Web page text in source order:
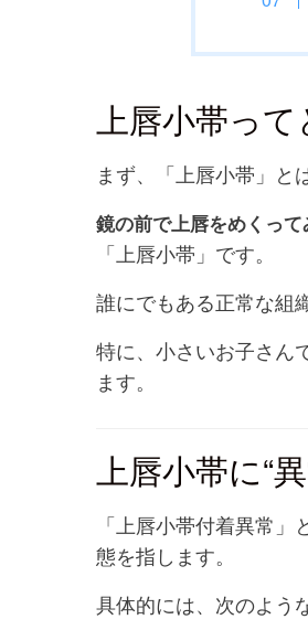
上唇小帯っ
まず、「上唇小帯」と
鏡の前で上唇をめくっ
「上唇小帯」です。
誰にでもある正常な組
特に、小さいお子さん
ます。
上唇小帯に“
「上唇小帯付着異常
態を指します。
具体的には、次のよう